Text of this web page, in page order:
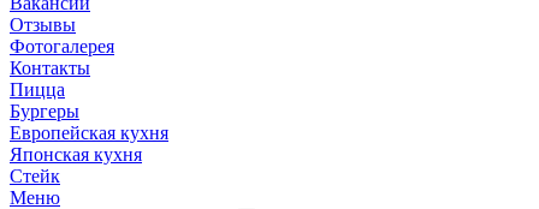
Отзывы
Фотогалерея
Контакты
Пицца
Бургеры
Европейская кухня
Японская кухня
Стейк
Меню